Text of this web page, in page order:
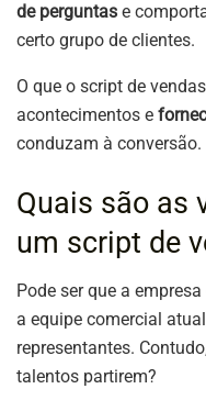
de perguntas e
certo grupo de clientes.
O que o script de
acontecimentos e
conduzam à conversão.
Quais são as
um script de
Pode ser que a
a equipe comercial
representantes.
talentos partirem?